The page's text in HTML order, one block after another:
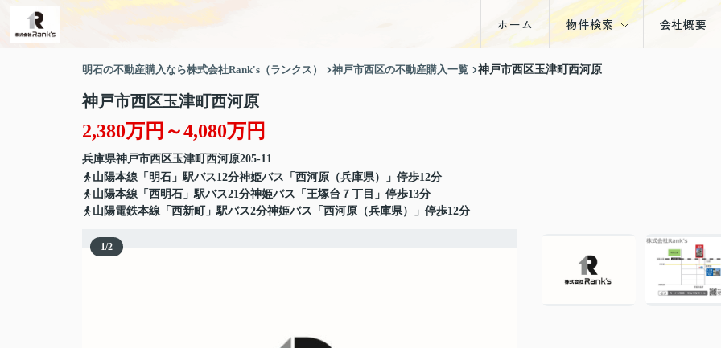
ホーム 物件検索 会社概要
明石の不動産購入なら株式会社Rank's（ランクス） 神戸市西区の不動産購入一覧 神戸市西区玉津町西河原
神戸市西区玉津町西河原
2,380万円～4,080万円
兵庫県神戸市西区玉津町西河原205-11
山陽本線「明石」駅バス12分神姫バス「西河原（兵庫県）」停歩12分
山陽本線「西明石」駅バス21分神姫バス「王塚台７丁目」停歩13分
山陽電鉄本線「西新町」駅バス2分神姫バス「西河原（兵庫県）」停歩12分
1/2